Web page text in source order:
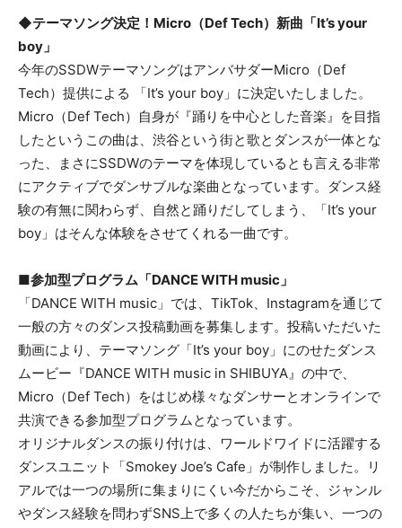
◆テーマソング決定！ Micro （Def Tech） 新曲 「It’s your
boy」
今年のSSDWテーマソングはアンバサダーMicro（Def
Tech）提供による 「It’s your boy」に決定いたしました。
Micro（Def Tech）自身が『踊りを中心とした音楽』を目指
したというこの曲は、渋谷という街と歌とダンスが一体とな
った、まさにSSDWのテーマを体現しているとも言える非常
にアクティブでダンサブルな楽曲となっています。ダンス経
験の有無に関わらず、自然と踊りだしてしまう、「It’s your
boy」はそんな体験をさせてくれる一曲です。
■参加型プログラム「DANCE WITH music 」
「DANCE WITH music」では、TikTok、Instagramを通じて
一般の方々のダンス投稿動画を募集します。投稿いただいた
動画により、テーマソング「It’s your boy」にのせたダンス
ムービー『DANCE WITH music in SHIBUYA』の中で、
Micro（Def Tech）をはじめ様々なダンサーとオンラインで
共演できる参加型プログラムとなっています。
オリジナルダンスの振り付けは、ワールドワイドに活躍する
ダンスユニット「Smokey Joe’s Cafe」が制作しました。リ
アルでは一つの場所に集まりにくい今だからこそ、ジャンル
やダンス経験を問わずSNS上で多くの人たちが集い、一つの